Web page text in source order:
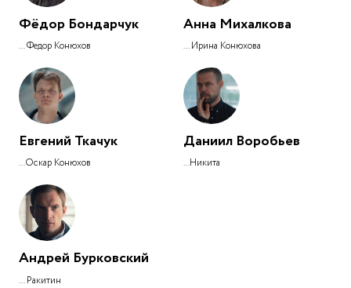
Фёдор Бондарчук
... Федор Конюхов
Анна Михалкова
... Ирина Конюхова
Евгений Ткачук
...Оскар Конюхов
Даниил Воробьев
...Никита
Андрей Бурковский
... Ракитин